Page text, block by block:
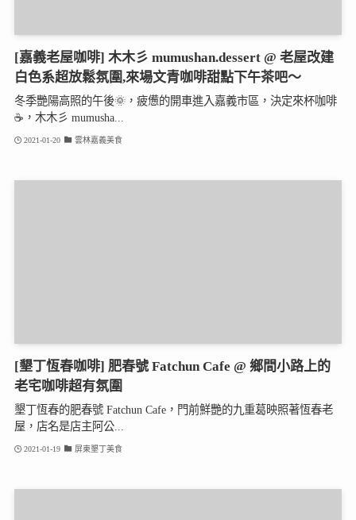
[嘉義老屋咖啡] 木木彡 mumushan.dessert @ 老屋改建
白色系超放鬆氛圍,來場文青咖啡甜點下午茶吧～
冬季艷陽高照的午後🌞，疲憊的開車進入嘉義市區，決定來杯咖啡
☕️，木木彡 mumusha...
2021-01-20 雲林嘉義美食
[墾丁恆春咖啡] 肥春號 Fatchun Cafe @ 鄉間小路上的
老宅咖啡超有氛圍
墾丁恆春的肥春號 Fatchun Cafe，門前鮮艷的九重葛映照著恆春老
屋，店名是店主阿公...
2021-01-19 屏東墾丁美食